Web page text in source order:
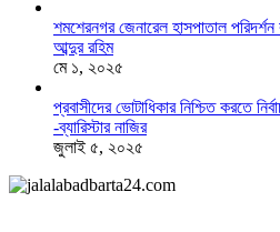
শমশেরনগর জেনারেল হাসপাতাল
আব্দুর রহিম
মে ১, ২০২৫
প্রবাসীদের ভোটাধিকার নিশ্চিত করতে
-ব্যারিস্টার নাজির
জুলাই ৫, ২০২৫